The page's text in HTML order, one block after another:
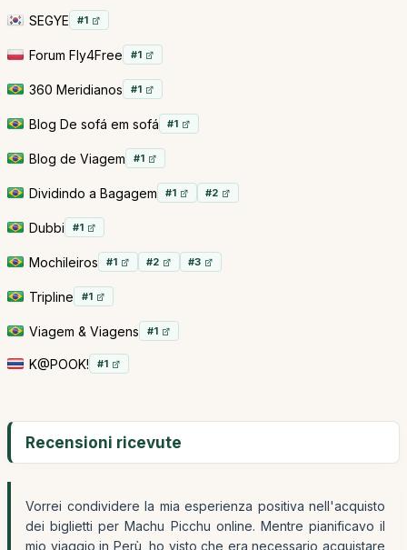
SEGYE #1
Forum Fly4Free #1
360 Meridianos #1
Blog De sofá em sofá #1
Blog de Viagem #1
Dividindo a Bagagem #1 #2
Dubbi #1
Mochileiros #1 #2 #3
Tripline #1
Viagem & Viagens #1
K@POOK! #1
Recensioni ricevute
Vorrei condividere la mia esperienza positiva nell'acquisto
dei biglietti per Machu Picchu online. Mentre pianificavo il
mio viaggio in Perù, ho visto che era necessario acquistare